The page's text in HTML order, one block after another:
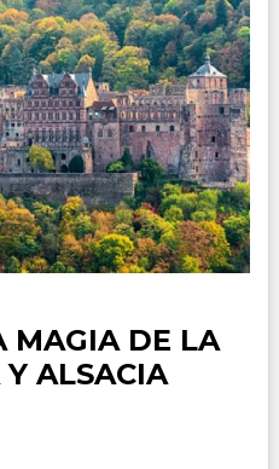
MAGIA DE LA
ALSACIA